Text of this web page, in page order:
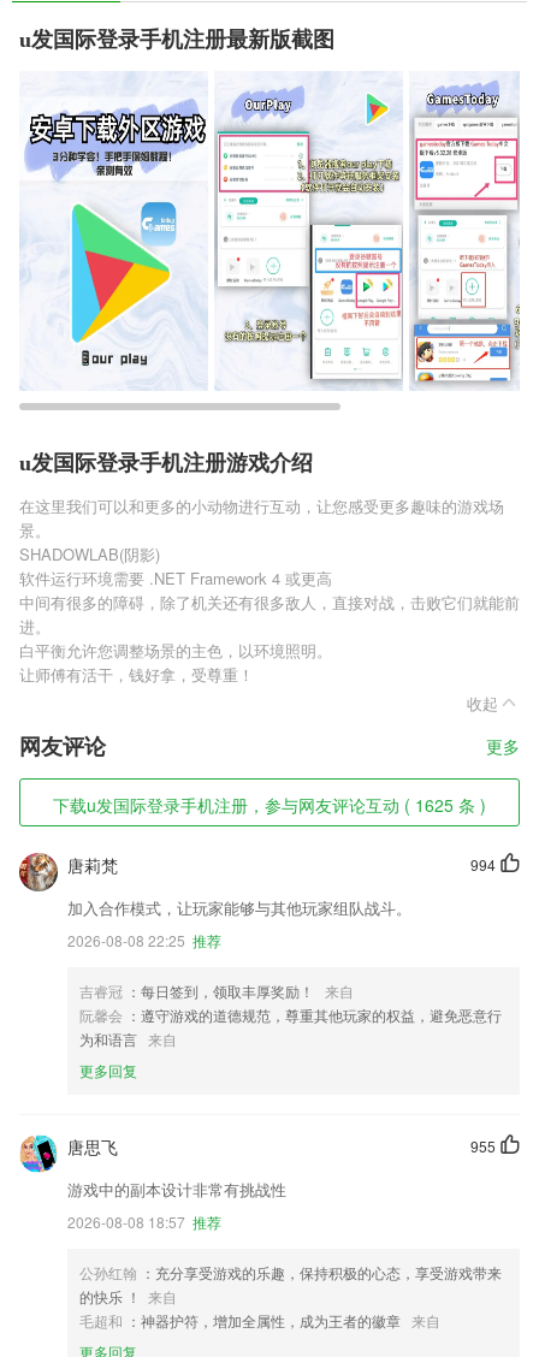
u发国际登录手机注册最新版截图
u发国际登录手机注册游戏介绍
在这里我们可以和更多的小动物进行互动，让您感受更多趣味的游戏场
景。
SHADOWLAB(阴影)
软件运行环境需要 .NET Framework 4 或更高
中间有很多的障碍，除了机关还有很多敌人，直接对战，击败它们就能前
进。
白平衡允许您调整场景的主色，以环境照明。
让师傅有活干，钱好拿，受尊重！
收起
网友评论 更多
下载u发国际登录手机注册，参与网友评论互动 ( 1625 条 )
994
唐莉梵
加入合作模式，让玩家能够与其他玩家组队战斗。
2026-08-08 22:25 推荐
吉睿冠 ：每日签到，领取丰厚奖励！
来自
阮馨会 ：遵守游戏的道德规范，尊重其他玩家的权益，避免恶意行
为和语言 来自
更多回复
955
唐思飞
游戏中的副本设计非常有挑战性
2026-08-08 18:57 推荐
公孙红翰 ：充分享受游戏的乐趣，保持积极的心态，享受游戏带来
的快乐 ！
来自
毛超和 ：神器护符，增加全属性，成为王者的徽章 来自
更多回复